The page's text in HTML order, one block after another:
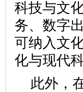
科技与文
务、数字
可纳入文
化与现代
此外，